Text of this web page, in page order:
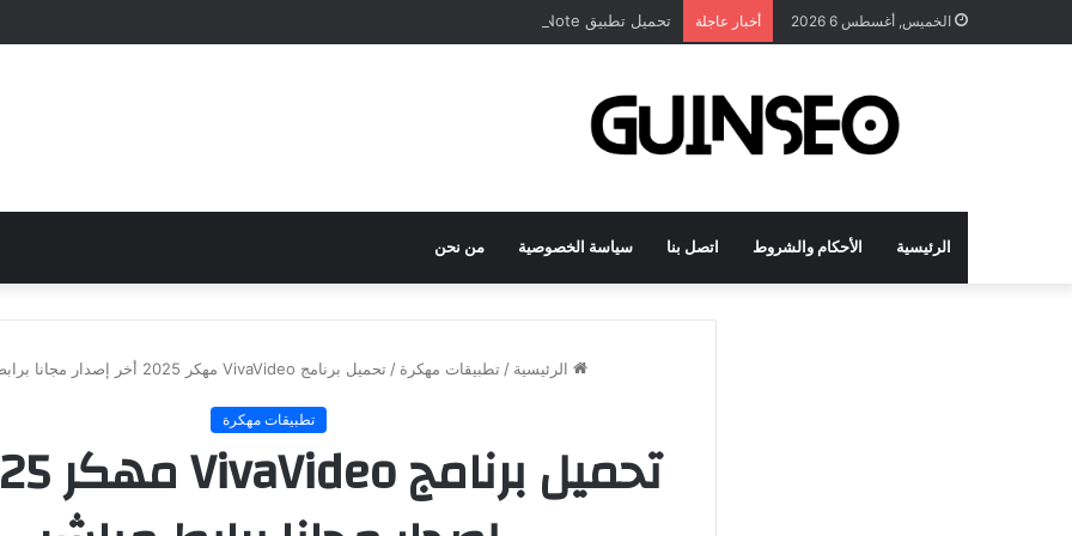
الخميس, أغسطس 6 2026 أخبار عاجلة تحميل تطبيق DrawNote مهكر 2026 النسخة المدفوعة للأندرويد مجاناً
الرئيسية الأحكام والشروط اتصل بنا سياسة الخصوصية من نحن
الرئيسية / تطبيقات مهكرة / تحميل برنامج VivaVideo مهكر 2025 أخر إصدار مجانا برابط مباشر
تطبيقات مهكرة